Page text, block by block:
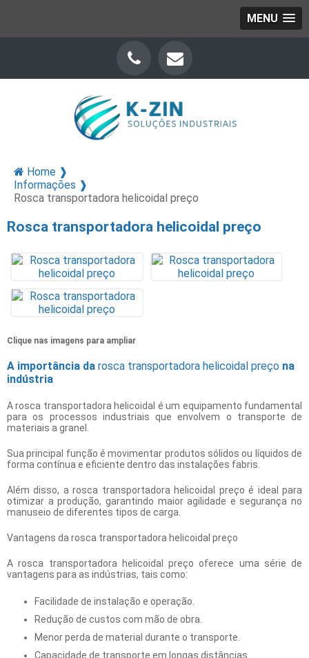
MENU
Home ❱
Informações ❱
Rosca transportadora helicoidal preço
Rosca transportadora helicoidal preço
Clique nas imagens para ampliar
A importância da rosca transportadora helicoidal preço na
indústria
A rosca transportadora helicoidal é um equipamento fundamental
para os processos industriais que envolvem o transporte de
materiais a granel.
Sua principal função é movimentar produtos sólidos ou líquidos de
forma contínua e eficiente dentro das instalações fabris.
Além disso, arosca transportadora helicoidal preço é ideal para
otimizar a produção, garantindo maior agilidade e segurança no
manuseio de diferentes tipos de carga.
Vantagens da rosca transportadora helicoidal preço
Arosca transportadora helicoidal preço oferece uma série de
vantagens para as indústrias, tais como:
Facilidade de instalação e operação.
Redução de custos com mão de obra.
Menor perda de material durante o transporte.
Capacidade de transporte em longas distâncias.